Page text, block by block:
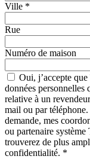
Ville *
Rue
Numéro de maison
Oui, j’accepte
données personnelles
relative à un
mail ou par téléphone.
demande, mes
ou partenaire
trouverez de plus
confidentialité. *